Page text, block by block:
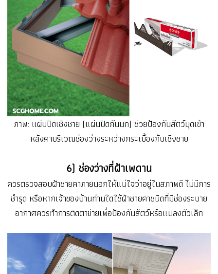
ภาพ: แผ่นปิดเชิงชาย (แผ่นปิดกันนก) ช่วยป้องกันสัตว์มุดเข้า
หลังคาบริเวณช่องว่างระหว่างกระเบื้องกับเชิงชาย
6) ช่องว่างที่ฝ้าเพดาน
ควรตรวจสอบฝ้าชายคาภายนอกให้แน่ใจว่าอยู่ในสภาพดี ไม่มีการ
ชำรุด หรือหากเจ้าของบ้านท่านใดใช้ฝ้าชายคาชนิดที่มีช่องระบาย
อากาศควรทำการติดตาข่ายเพื่อป้องกันสัตว์หรือแมลงตัวเล็ก